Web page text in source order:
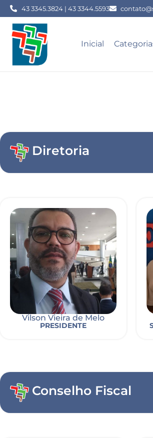
43 3345.3824 | 43 3344.5593
Inicial
Diretoria
Vilson Vieira de Melo
PRESIDENTE
Conselho Fiscal